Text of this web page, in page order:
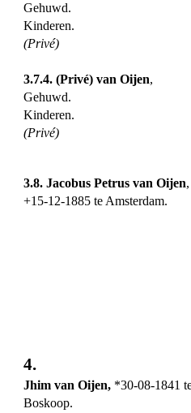
Gehuwd.
Kinderen.
(Privé)
3.7.4. (Privé) van Oijen,
Gehuwd.
Kinderen.
(Privé)
3.8. Jacobus Petrus van Oijen
+15-12-1885 te Amsterdam.
4.
Jhim van Oijen, *30-08-1841
Boskoop.